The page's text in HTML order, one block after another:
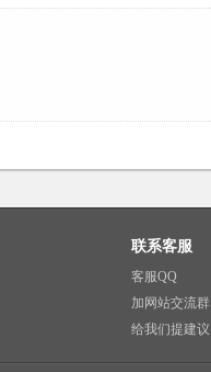
联系客服
客服QQ
加网站交流群
给我们提建议